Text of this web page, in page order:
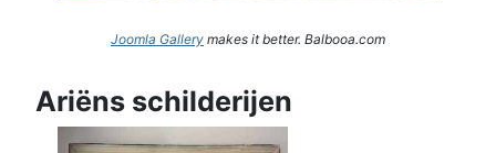
Joomla Gallery makes it better. Balbooa.com
Ariëns schilderijen